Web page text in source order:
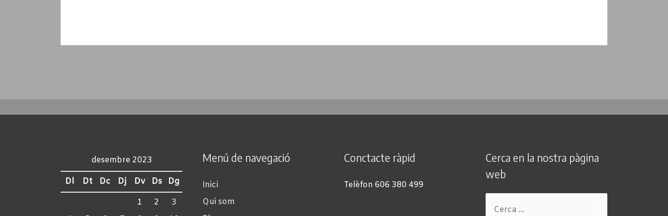
DE
desembre 2023
Dl Dt Dc Dj Dv Ds
Dg
1
2
3
Menú de navegació
Inici
Qui som
Conctacte ràpid
Telèfon 606 380 499
Cerca en la nostra pàgina
web